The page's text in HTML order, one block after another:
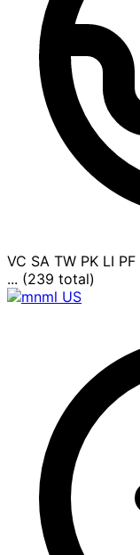
VC SA TW PK LI PF
... (239 total)